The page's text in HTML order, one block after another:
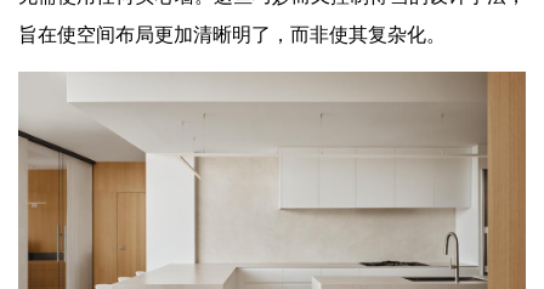
旨在使空间布局更加清晰明了，而非使其复杂化。